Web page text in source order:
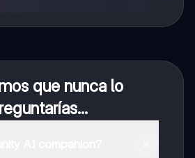
que nunca lo